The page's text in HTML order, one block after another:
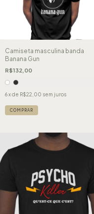
Camiseta masculina banda
Banana Gun
R$132,00
6x de R$22,00 sem juros
COMPRAR